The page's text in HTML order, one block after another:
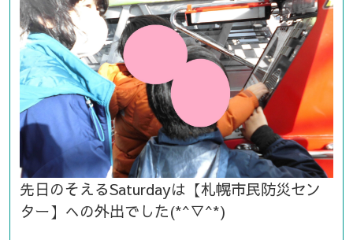
先日のそえるSaturdayは【札幌市民防災セン
ター】への外出でした(*^▽^*)